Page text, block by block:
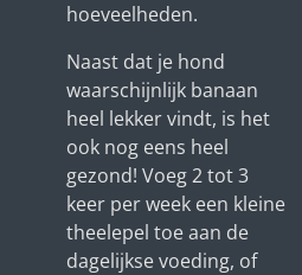
hoeveelheden.
Naast dat je hond
waarschijnlijk banaan
heel lekker vindt, is het
ook nog eens heel
gezond! Voeg 2 tot 3
keer per week een kleine
theelepel toe aan de
dagelijkse voeding, of